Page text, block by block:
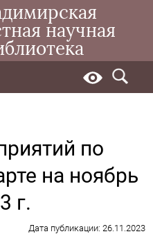
научная
по
на ноябрь
г.
Дата публикации: 26.11.2023